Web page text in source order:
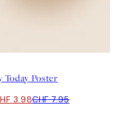
Today Poster
3.98CHF 7.95